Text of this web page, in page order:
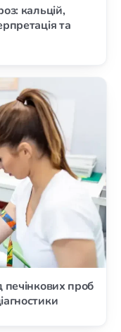
кальцій,
та
печінкових проб